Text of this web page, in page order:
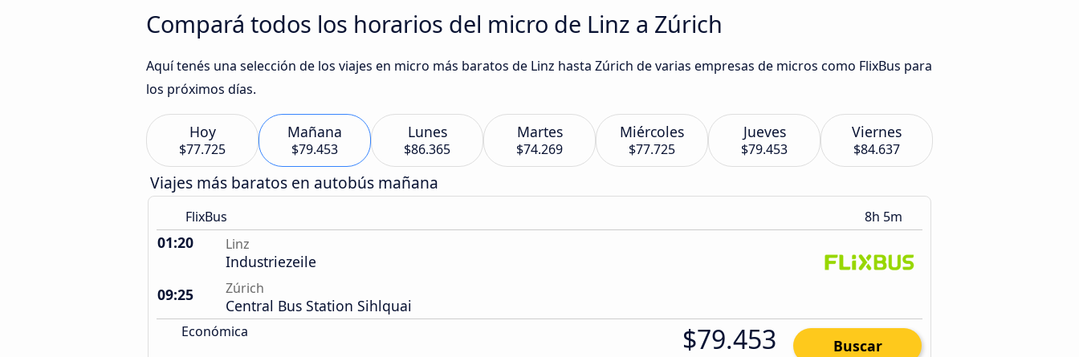
Compará todos los horarios del micro de Linz a Zúrich
Aquí tenés una selección de los viajes en micro más baratos de Linz hasta Zúrich de varias empresas de micros como FlixBus para
los próximos días.
Hoy
$77.725
Mañana
$79.453
Lunes
$86.365
Martes
$74.269
Miércoles
$77.725
Jueves
$79.453
Viernes
$84.637
Viajes más baratos en autobús mañana
FlixBus 8h 5m
01:20 Linz
Industriezeile
09:25
Zúrich
Central Bus Station Sihlquai
Económica $79.453 Buscar